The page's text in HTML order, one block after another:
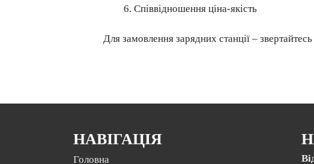
Співвідношення ціна-якість
Для замовлення зарядних станції –
НАВІГАЦІЯ
Головна